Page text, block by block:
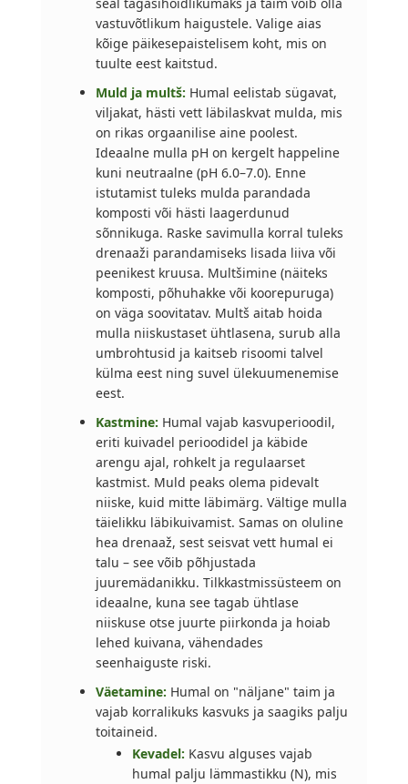
seal tagasihoidlikumaks ja taim võib olla
vastuvõtlikum haigustele. Valige aias
kõige päikesepaistelisem koht, mis on
tuulte eest kaitstud.
Muld ja multš: Humal eelistab sügavat,
viljakat, hästi vett läbilaskvat mulda, mis
on rikas orgaanilise aine poolest.
Ideaalne mulla pH on kergelt happeline
kuni neutraalne (pH 6.0–7.0). Enne
istutamist tuleks mulda parandada
komposti või hästi laagerdunud
sõnnikuga. Raske savimulla korral tuleks
drenaaži parandamiseks lisada liiva või
peenikest kruusa. Multšimine (näiteks
komposti, põhuhakke või koorepuruga)
on väga soovitatav. Multš aitab hoida
mulla niiskustaset ühtlasena, surub alla
umbrohtusid ja kaitseb risoomi talvel
külma eest ning suvel ülekuumenemise
eest.
Kastmine: Humal vajab kasvuperioodil,
eriti kuivadel perioodidel ja käbide
arengu ajal, rohkelt ja regulaarset
kastmist. Muld peaks olema pidevalt
niiske, kuid mitte läbimärg. Vältige mulla
täielikku läbikuivamist. Samas on oluline
hea drenaaž, sest seisvat vett humal ei
talu – see võib põhjustada
juuremädanikku. Tilkkastmissüsteem on
ideaalne, kuna see tagab ühtlase
niiskuse otse juurte piirkonda ja hoiab
lehed kuivana, vähendades
seenhaiguste riski.
Väetamine: Humal on "näljane" taim ja
vajab korralikuks kasvuks ja saagiks palju
toitaineid.
Kevadel: Kasvu alguses vajab
humal palju lämmastikku (N), mis